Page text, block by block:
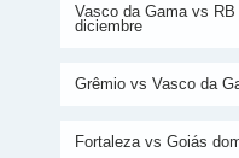
Vasco da Gama vs
diciembre
Grêmio vs Vasco da
Fortaleza vs Goiás